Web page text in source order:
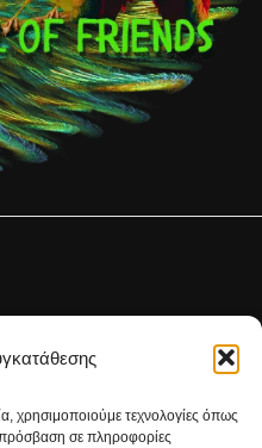
χρησιμοποιούμε τεχνολογίες όπως
σε πληροφορίες